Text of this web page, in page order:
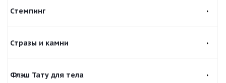
Стемпинг
Стразы и камни
Флэш Тату для тела